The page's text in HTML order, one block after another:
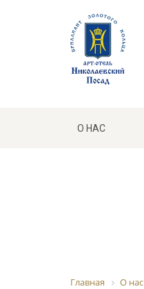
О НАС
Главная О нас